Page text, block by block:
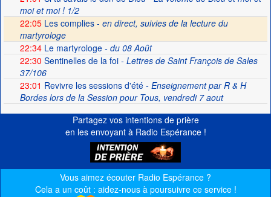
moi et moi ! 1/2
22:05Les complies - en direct, suivies de la lecture du
martyrologe
22:34Le martyrologe- du 08 Août
22:30 Sentinelles de la foi- Lettres de Saint François de Sales
37/106
23:01 Revivre les sessions d'été- Enseignement par R & H
Bordes lors de la Session pour Tous, vendredi 7 aout
Partagez vos intentions de prière
en les envoyant à Radio Espérance !
Vous aimez écouter Radio Espérance ?
Cela a un coût : aidez-nous à poursuivre ce service !